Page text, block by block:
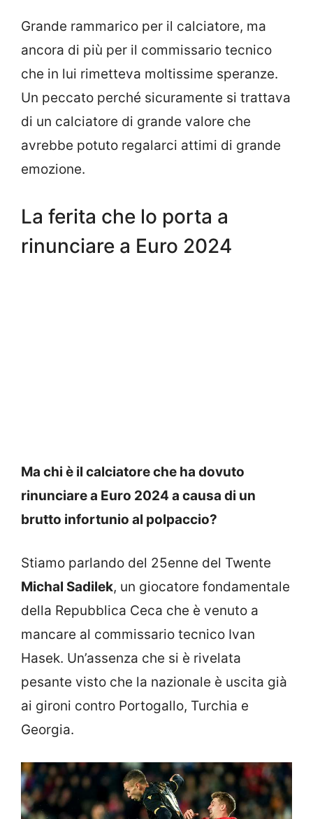
Grande rammarico per il calciatore, ma
ancora di più per il commissario tecnico
che in lui rimetteva moltissime speranze.
Un peccato perché sicuramente si trattava
di un calciatore di grande valore che
avrebbe potuto regalarci attimi di grande
emozione.
La ferita che lo porta a
rinunciare a Euro 2024
Ma chi è il calciatore che ha dovuto
rinunciare a Euro 2024 a causa di un
brutto infortunio al polpaccio?
Stiamo parlando del 25enne del Twente
Michal Sadilek, un giocatore fondamentale
della Repubblica Ceca che è venuto a
mancare al commissario tecnico Ivan
Hasek. Un’assenza che si è rivelata
pesante visto che la nazionale è uscita già
ai gironi contro Portogallo, Turchia e
Georgia.